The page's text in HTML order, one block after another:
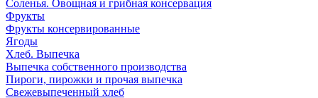
Соленья. Овощная и грибная консервация
Фрукты
Фрукты консервированные
Ягоды
Хлеб. Выпечка
Выпечка собственного производства
Пироги, пирожки и прочая выпечка
Свежевыпеченный хлеб